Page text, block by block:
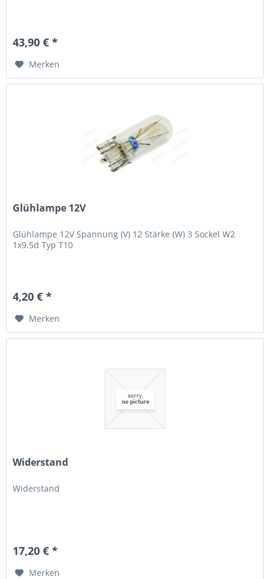
43,90 € *
Merken
Glühlampe 12V
Glühlampe 12V Spannung (V) 12 Stärke (W) 3 Sockel W2
1x9.5d Typ T10
4,20 € *
Merken
Widerstand
Widerstand
17,20 € *
Merken